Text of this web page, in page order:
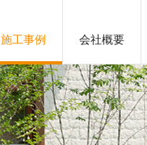
施工事例 会社概要